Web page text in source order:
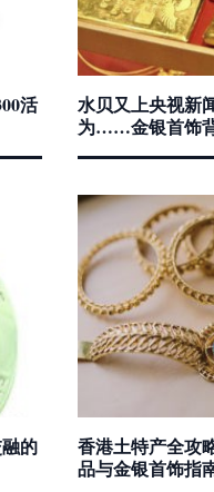
活
水贝又上央视新
为……金银首饰
的
香港土特产全攻
品与金银首饰指